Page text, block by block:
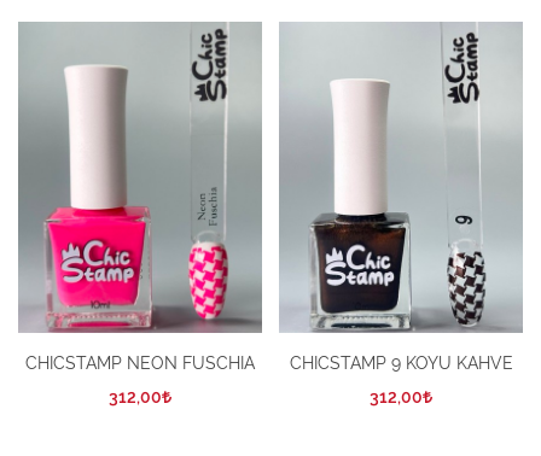
CHICSTAMP NEON FUSCHIA
312,00
CHICSTAMP 9 KOYU KAHVE
312,00